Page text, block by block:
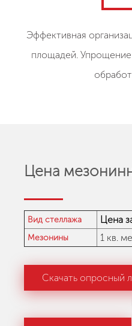
Эффективная
площадей. Упрощение
Цена
Вид стеллажа Цена
Мезонины 1 кв.
Скачать опросный